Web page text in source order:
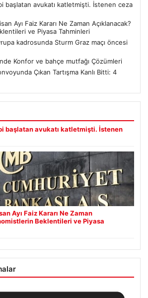
başlatan avukatı katletmişti. İstenen ceza
Ayı Faiz Kararı Ne Zaman Açıklanacak?
ve Piyasa Tahminleri
kadrosunda Sturm Graz maçı öncesi
Konfor ve bahçe mutfağı Çözümleri
Çıkan Tartışma Kanlı Bitti: 4
başlatan avukatı katletmişti. İstenen
Ayı Faiz Kararı Ne Zaman
Beklentileri ve Piyasa